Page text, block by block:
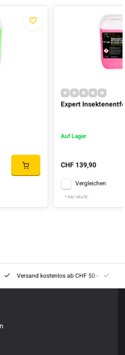
Expert
Auf Lager
CHF 139,90
Vergleichen
* Inkl. MwSt.
Versand kostenlos ab CHF 50.-